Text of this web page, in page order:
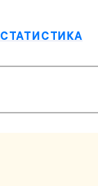
СТАТИСТИКА